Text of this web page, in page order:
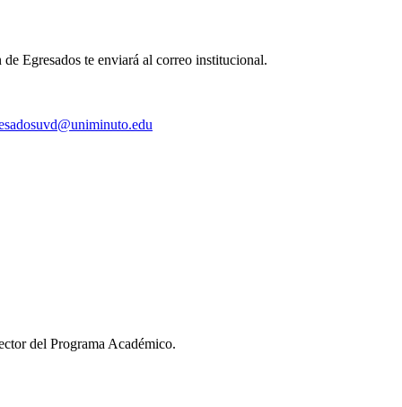
Egresados te enviará al correo institucional.
del Programa Académico.